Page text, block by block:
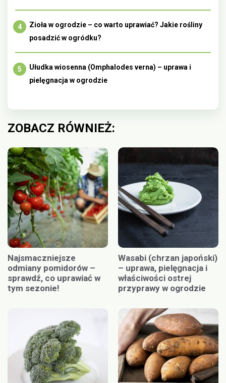
Zioła w ogrodzie – co warto uprawiać? Jakie rośliny
posadzić w ogródku?
Ułudka wiosenna (Omphalodes verna) – uprawa i
pielęgnacja w ogrodzie
ZOBACZ RÓWNIEŻ:
Najsmaczniejsze
odmiany pomidorów –
sprawdź, co uprawiać w
tym sezonie!
Wasabi (chrzan japoński)
– uprawa, pielęgnacja i
właściwości ostrej
przyprawy w ogrodzie